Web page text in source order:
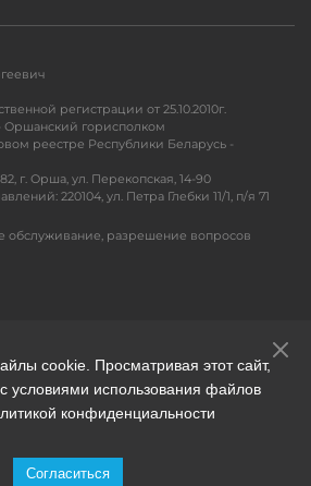
регистрации от 25.10.2010г.
горисполком
реестре Республики Беларусь -
г. Орша, ул. Перекопская, 14-90
220104, ул. Петра Глебки 11/1, п/я 71
обслуживание, разрешение вопросов
cookie. Просматривая этот сайт,
условиями использования файлов
конфиденциальности
Согласиться